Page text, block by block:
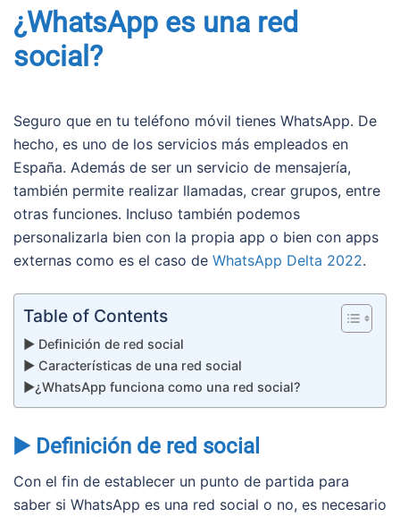
¿WhatsApp es una red
social?
Seguro que en tu teléfono móvil tienes WhatsApp. De
hecho, es uno de los servicios más empleados en
España. Además de ser un servicio de mensajería,
también permite realizar llamadas, crear grupos, entre
otras funciones. Incluso también podemos
personalizarla bien con la propia app o bien con apps
externas como es el caso de WhatsApp Delta 2022.
Table of Contents
▶️ Definición de red social
▶️ Características de una red social
▶️¿WhatsApp funciona como una red social?
▶️ Definición de red social
Con el fin de establecer un punto de partida para
saber si WhatsApp es una red social o no, es necesario